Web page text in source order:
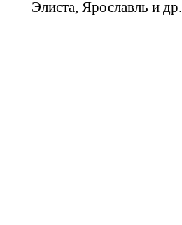
Элиста, Ярославль и др.